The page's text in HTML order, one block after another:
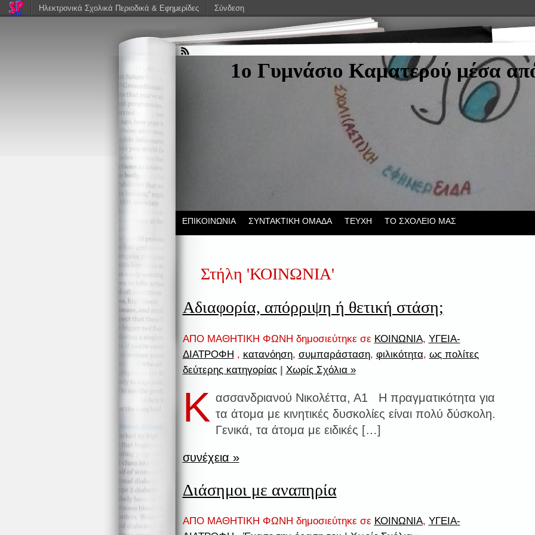
1ο Γυμνάσιο Καματερού μέσα
ΕΠΙΚΟΙΝΩΝΙΑ ΣΥΝΤΑΚΤΙΚΗ ΟΜΑΔΑ ΤΕΥΧΗ ΤΟ ΣΧΟΛΕΙΟ ΜΑΣ
Στήλη 'ΚΟΙΝΩΝΙΑ'
Αδιαφορία, απόρριψη ή θετική στάση;
ΑΠΟ ΜΑΘΗΤΙΚΗ ΦΩΝΗ δημοσιεύτηκε σε ΚΟΙΝΩΝΙΑ, ΥΓΕΙΑ-
ΔΙΑΤΡΟΦΗ , κατανόηση, συμπαράσταση, φιλικότητα, ως πολίτες
δεύτερης κατηγορίας | Χωρίς Σχόλια »
Κ ασσανδριανού Νικολέττα, Α1 Η πραγματικότητα για
τα άτομα με κινητικές δυσκολίες είναι πολύ δύσκολη.
Γενικά, τα άτομα με ειδικές […]
συνέχεια »
Διάσημοι με αναπηρία
ΑΠΟ ΜΑΘΗΤΙΚΗ ΦΩΝΗ δημοσιεύτηκε σε ΚΟΙΝΩΝΙΑ, ΥΓΕΙΑ-
Ηλεκτρονικά Σχολικά Περιοδικά & Εφημερίδες Σύνδεση